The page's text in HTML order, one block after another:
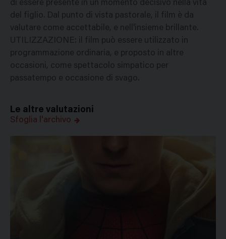
di essere presente in un momento decisivo nella vita
del figlio. Dal punto di vista pastorale, il film è da
valutare come accettabile, e nell'insieme brillante.
UTILIZZAZIONE: il film può essere utilizzato in
programmazione ordinaria, e proposto in altre
occasioni, come spettacolo simpatico per
passatempo e occasione di svago.
Le altre valutazioni
Sfoglia l'archivo